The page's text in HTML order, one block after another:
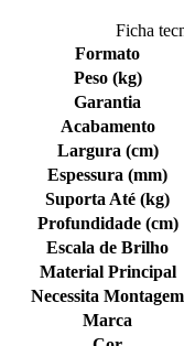
Ficha
Formato
Peso (kg)
Garantia
Acabamento
Largura (cm)
Espessura (mm)
Suporta Até (kg)
Profundidade (cm)
Escala de Brilho
Material Principal
Necessita Montagem
Marca